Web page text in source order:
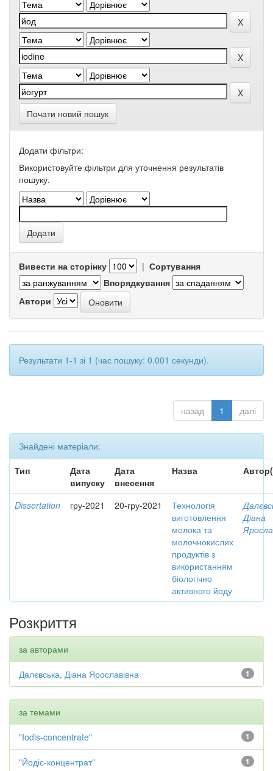
Почати новий пошук
Додати фільтри:
Використовуйте фільтри для уточнення результатів
пошуку.
Вивести на сторінку | Сортування
Впорядкування
Автори
Результати 1-1 зі 1 (час пошуку: 0.001 секунди).
назад 1 далі
Знайдені матеріали:
Тип
Дата
випуску
Дата
внесення
Назва
Dissertation гру-2021 20-гру-2021
Технологія
виготовлення
молока та
молочнокислих
продуктів з
використанням
біологічно
активного йоду
Діана
Розкриття
за авторами
1
Далєвська, Діана Ярославівна
за темами
1
"Iodis-concentrate"
1
"Йодіс-концентрат"